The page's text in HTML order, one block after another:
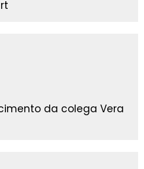
da colega Vera